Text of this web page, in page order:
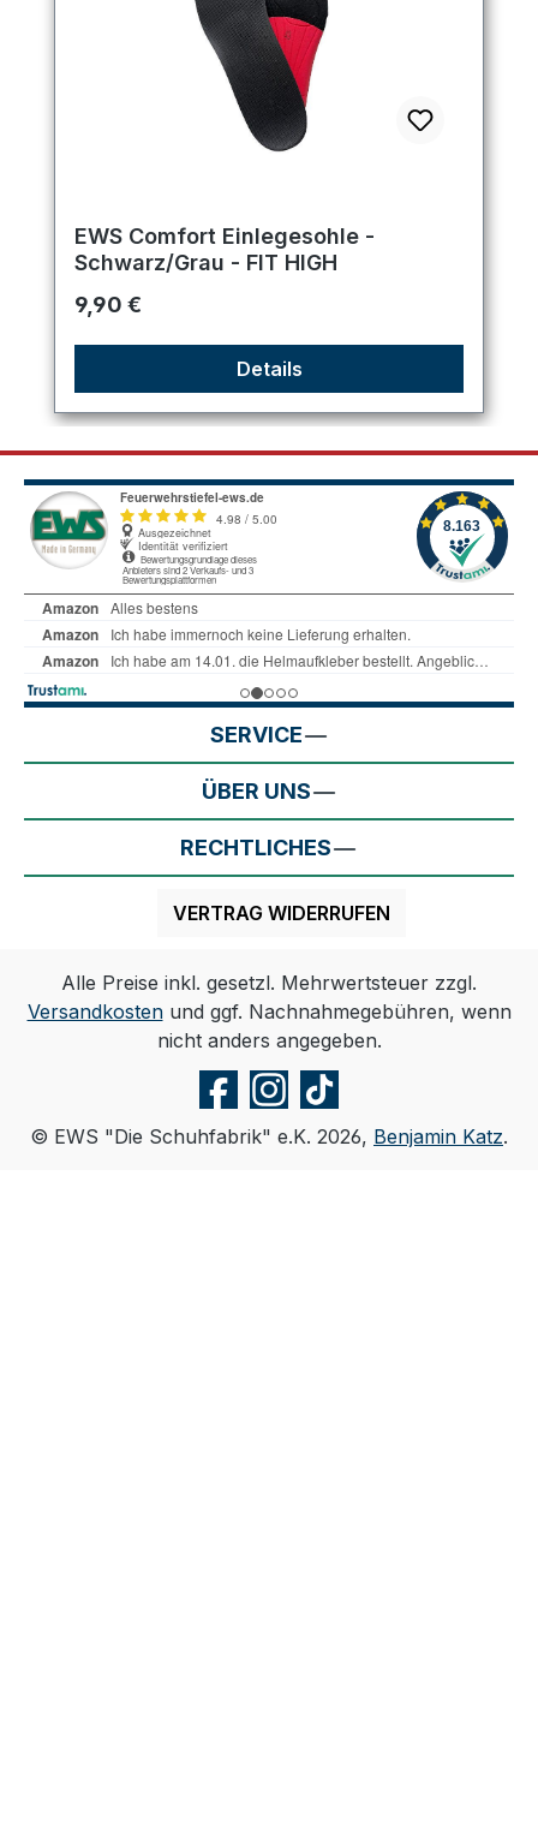
EWS Comfort Einlegesohle -
Schwarz/Grau - FIT HIGH
Regulärer Preis:
9,90 €
Details
SERVICE
ÜBER UNS
RECHTLICHES
VERTRAG WIDERRUFEN
Alle Preise inkl. gesetzl. Mehrwertsteuer zzgl.
Versandkostenund ggf. Nachnahmegebühren, wenn
nicht anders angegeben.
© EWS "Die Schuhfabrik" e.K. 2026, Benjamin Katz.